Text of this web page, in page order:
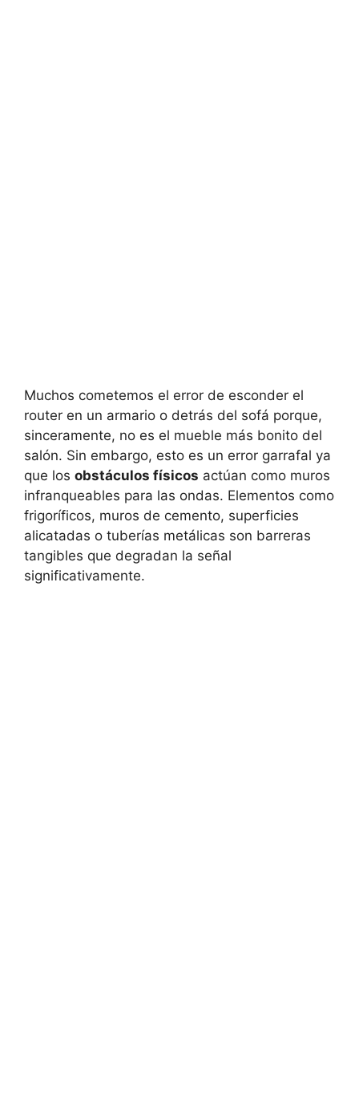
Muchos cometemos el error de esconder el
router en un armario o detrás del sofá porque,
sinceramente, no es el mueble más bonito del
salón. Sin embargo, esto es un error garrafal ya
que los obstáculos físicos actúan como muros
infranqueables para las ondas. Elementos como
frigoríficos, muros de cemento, superficies
alicatadas o tuberías metálicas son barreras
tangibles que degradan la señal
significativamente.